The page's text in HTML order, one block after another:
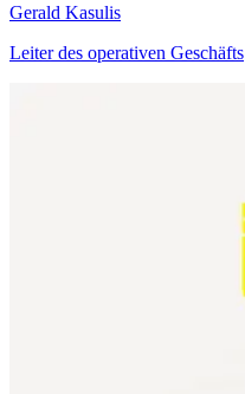
Gerald Kasulis
Leiter des operativen Geschäfts